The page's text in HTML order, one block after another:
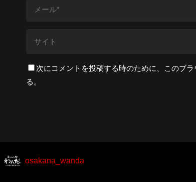
次にコメントを投稿する時のために、このブ
る。
osakana_wanda